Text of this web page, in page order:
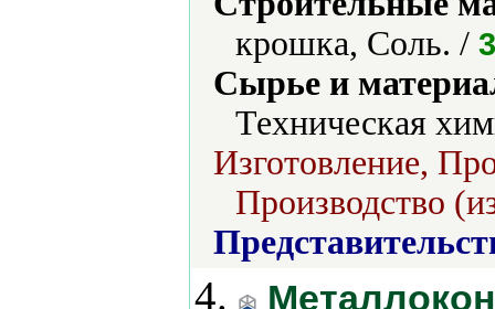
крошка, Соль. /
Сырье и
Техническая
Изготовление,
Производство
4.